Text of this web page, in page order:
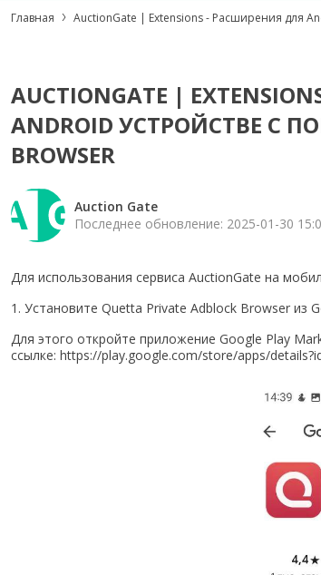
Главная AuctionGate | Extensions - Расширения для
AUCTIONGATE |
ANDROID УСТРОЙСТВЕ С
BROWSER
Auction Gate
Последнее обновление: 2025-01-30
Для использования сервиса AuctionGate на
1. Установите Quetta Private Adblock Browser из
Для этого откройте приложение Google Play
ссылке: https://play.google.com/store/apps/